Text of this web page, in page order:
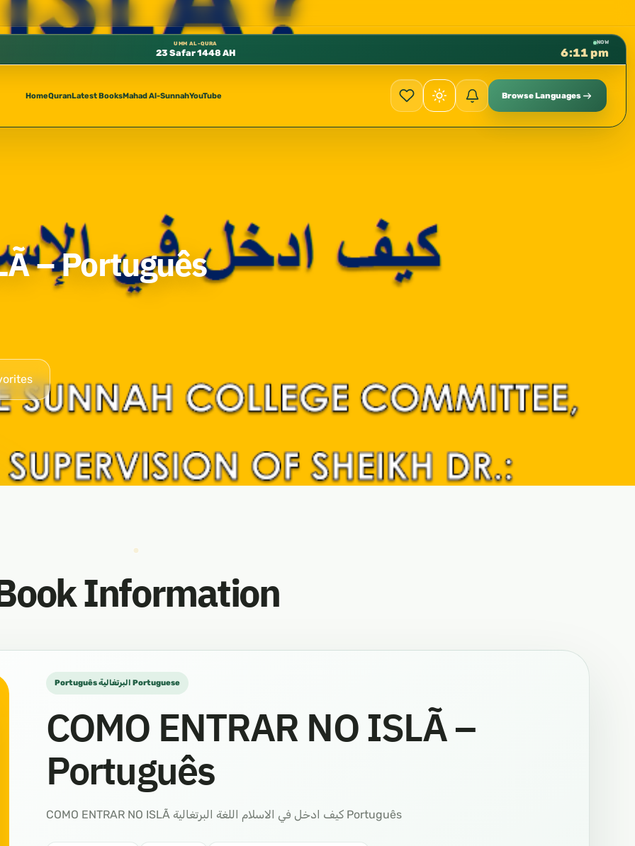
كتب الشيخ هيثم سرحان حفظه الله متوفرة مجانًا في المسجد النبوي، 📍 باب ٣٧ (باب مكة) – الطابق الثالث 📍 إدارة الشؤون العلمية بالحسبة 📚 متوفرة بجميع اللغات
UMM AL-QURA
23 Safar 1448 AH
NOW
6:11 pm
HomeQuranLatest BooksMahad Al-SunnahYouTube Browse Languages
– Português
Information
Português البرتغالية Portuguese
COMO ENTRAR NO ISLÃ –
Português
COMO ENTRAR NO ISLÃ كيف ادخل في الاسلام اللغة البرتغالية Português